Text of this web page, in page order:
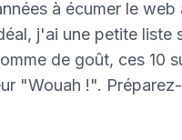
à écumer le
j'ai une petite liste
de goût, ces 10
"Wouah !".